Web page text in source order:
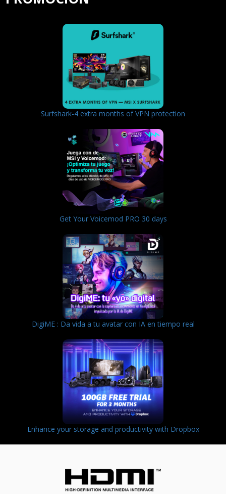
Surfshark-4 extra months of VPN protection
Get Your Voicemod PRO 30 days
DigiME : Da vida a tu avatar con IA en tiempo real
Enhance your storage and productivity with Dropbox